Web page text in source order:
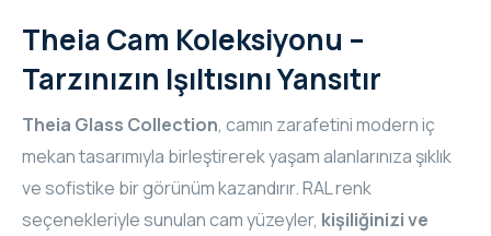
Theia Cam Koleksiyonu –
Tarzınızın Işıltısını Yansıtır
Theia Glass Collection, camın zarafetini modern iç
mekan tasarımıyla birleştirerek yaşam alanlarınıza şıklık
ve sofistike bir görünüm kazandırır. RAL renk
seçenekleriyle sunulan cam yüzeyler, kişiliğinizi ve